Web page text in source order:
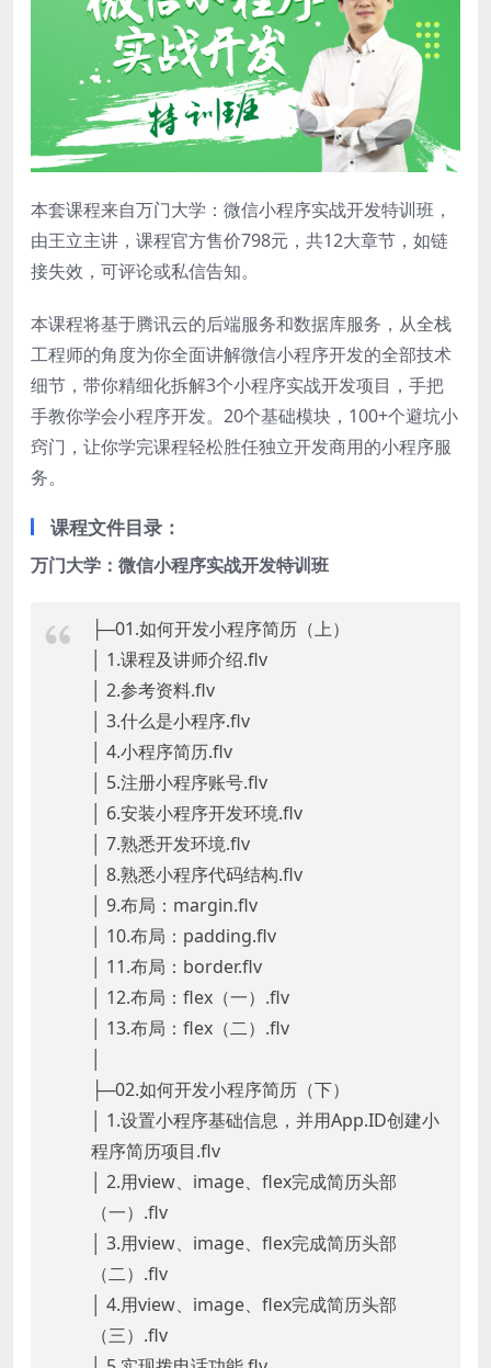
本套课程来自万门大学：微信小程序实战开发特训班，
由王立主讲，课程官方售价798元，共12大章节，如链
接失效，可评论或私信告知。
本课程将基于腾讯云的后端服务和数据库服务，从全栈
工程师的角度为你全面讲解微信小程序开发的全部技术
细节，带你精细化拆解3个小程序实战开发项目，手把
手教你学会小程序开发。20个基础模块，100+个避坑小
窍门，让你学完课程轻松胜任独立开发商用的小程序服
务。
课程文件目录：
万门大学：微信小程序实战开发特训班
├─01.如何开发小程序简历（上）
│ 1.课程及讲师介绍.flv
│ 2.参考资料.flv
│ 3.什么是小程序.flv
│ 4.小程序简历.flv
│ 5.注册小程序账号.flv
│ 6.安装小程序开发环境.flv
│ 7.熟悉开发环境.flv
│ 8.熟悉小程序代码结构.flv
│ 9.布局：margin.flv
│ 10.布局：padding.flv
│ 11.布局：border.flv
│ 12.布局：flex（一）.flv
│ 13.布局：flex（二）.flv
├─02.如何开发小程序简历（下）
│ 1.设置小程序基础信息，并用App.ID创建小
程序简历项目.flv
│ 2.用view、image、flex完成简历头部
（一）.flv
│ 3.用view、image、flex完成简历头部
（二）.flv
│ 4.用view、image、flex完成简历头部
（三）.flv